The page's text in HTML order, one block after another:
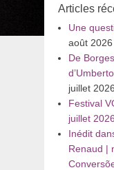
Articles
Une
août 2026
De
juillet 2026
Festival
juillet 2026
Inédit
Renaud |